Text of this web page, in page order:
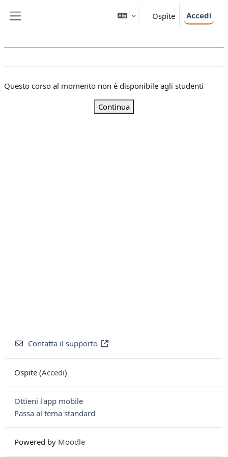
Ospite Accedi
Questo corso al momento non è disponibile agli studenti
Continua
Contatta il supporto
Ospite (Accedi)
Ottieni l'app mobile
Passa al tema standard
Powered by Moodle